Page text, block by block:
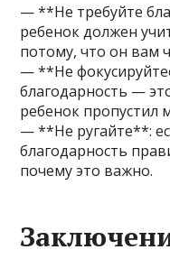
— **Не требуйте
ребенок должен
потому, что он вам
— **Не
благодарность —
ребенок пропустил
— **Не ругайте**:
благодарность
почему это важно.